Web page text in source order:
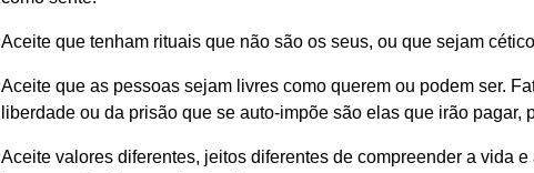
Aceite que tenham rituais que não são os seus, ou que sejam
Aceite que as pessoas sejam livres como querem ou podem ser.
liberdade ou da prisão que se auto-impõe são elas que irão pagar,
Aceite valores diferentes, jeitos diferentes de compreender a vida e